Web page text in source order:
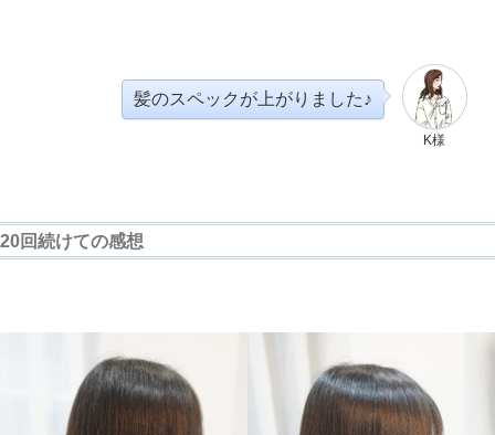
K様
髪のスペックが上がりました♪
20回続けての感想